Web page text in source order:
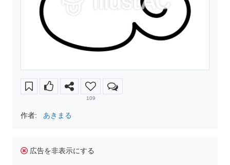
109
作者: あきまる
広告を非表示にする